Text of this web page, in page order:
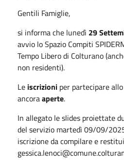
Gentili Famiglie,
si informa che lunedì 29
avvio lo Spazio Compiti
Tempo Libero di Colturano
non residenti).
Le iscrizioni per partecipare
ancoraaperte.
In allegato le slides proiettate
del servizio martedì 09/09/
iscrizione da compilare e